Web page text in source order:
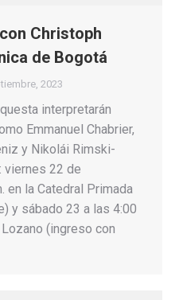
Christoph
de Bogotá
2023
interpretarán
Emmanuel Chabrier,
y Nikolái Rimski-
viernes 22 de
en la Catedral Primada
y sábado 23 a las 4:00
(ingreso con